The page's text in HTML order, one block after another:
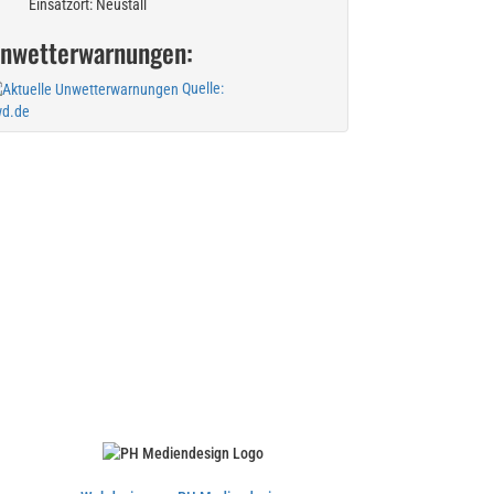
Einsatzort: Neustall
Quelle: